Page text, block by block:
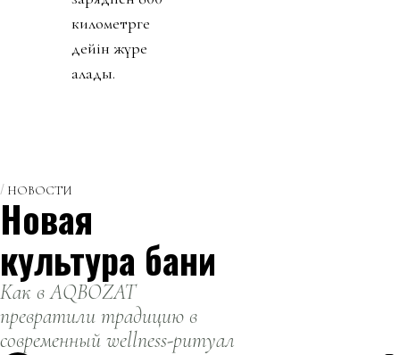
километрге
дейін жүре
алады.
НОВОСТИ
Новая
культура бани
Как в AQBOZAT
превратили традицию в
современный wellness-ритуал